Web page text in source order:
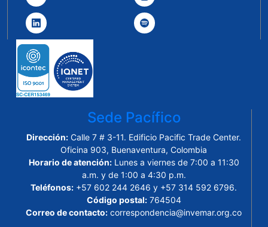
Sede Pacífico
Dirección: Calle 7 # 3-11. Edificio Pacific Trade Center.
Oficina 903, Buenaventura, Colombia
Horario de atención:Lunes a viernes de 7:00 a 11:30
a.m. y de 1:00 a 4:30 p.m.
Teléfonos: +57 602 244 2646 y +57 314 592 6796.
Código postal:764504
Correo de contacto: correspondencia@invemar.org.co